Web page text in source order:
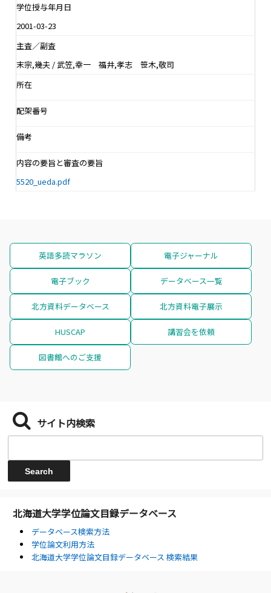
学位授与年月日
2001-03-23
主査／副査
末宗,幾夫 / 武笠,幸一 福井,孝志 笹木,敬司
所在
配架番号
備考
内容の要旨と審査の要旨
5520_ueda.pdf
英語多読マラソン 電子ジャーナル
電子ブック データベース一覧
北方資料データベース 北方資料電子展示
HUSCAP 講習会を依頼
図書館へのご支援
サイト内検索
北海道大学学位論文目録データベース
データベース検索方法
学位論文利用方法
北海道大学学位論文目録データベース 検索結果